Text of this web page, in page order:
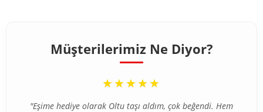
Müşterilerimiz Ne Diyor?
“
★★★★★
"Eşime hediye olarak Oltu taşı aldım, çok beğendi. Hem